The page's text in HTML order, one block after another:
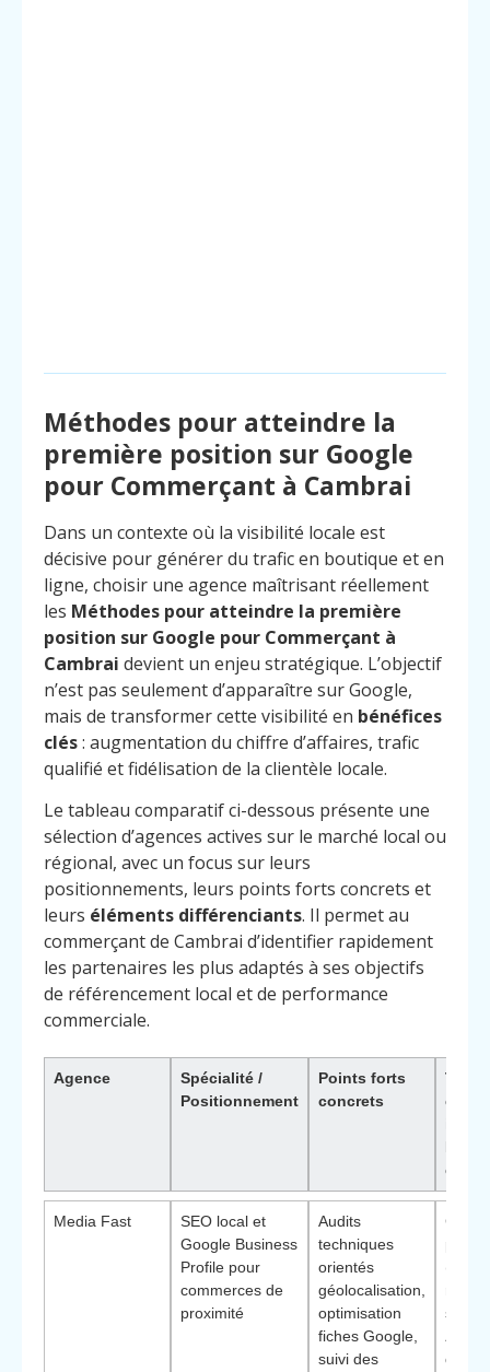
Méthodes pour atteindre la
première position sur Google
pour Commerçant à Cambrai
Dans un contexte où la visibilité locale est
décisive pour générer du trafic en boutique et en
ligne, choisir une agence maîtrisant réellement
les Méthodes pour atteindre la première
position sur Google pour Commerçant à
Cambrai devient un enjeu stratégique. L’objectif
n’est pas seulement d’apparaître sur Google,
mais de transformer cette visibilité en bénéfices
clés: augmentation du chiffre d’affaires, trafic
qualifié et fidélisation de la clientèle locale.
Le tableau comparatif ci-dessous présente une
sélection d’agences actives sur le marché local ou
régional, avec un focus sur leurs
positionnements, leurs points forts concrets et
leurs éléments différenciants. Il permet au
commerçant de Cambrai d’identifier rapidement
les partenaires les plus adaptés à ses objectifs
de référencement local et de performance
commerciale.
Agence
Spécialité /
Positionnement
Points forts
concrets
Type
Media Fast
SEO local et
Google Business
Profile pour
commerces de
proximité
Audits
techniques
orientés
géolocalisation,
optimisation
fiches Google,
suivi des